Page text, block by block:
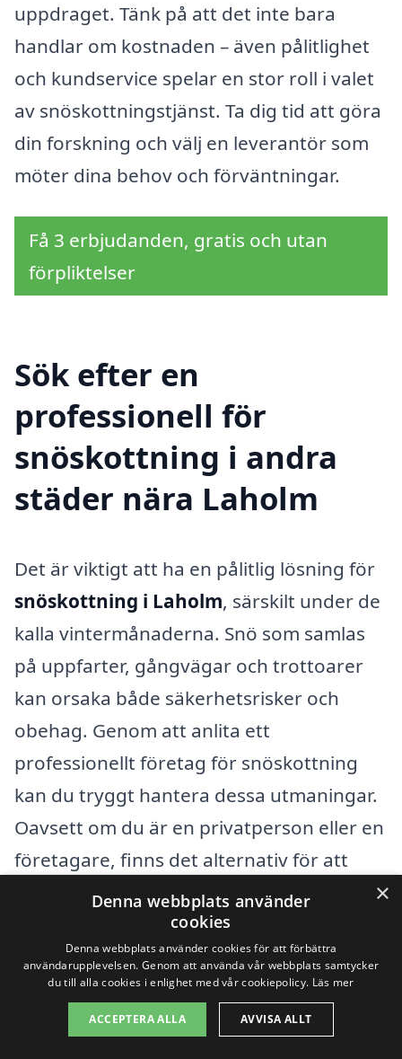
uppdraget. Tänk på att det inte bara
handlar om kostnaden – även pålitlighet
och kundservice spelar en stor roll i valet
av snöskottningstjänst. Ta dig tid att göra
din forskning och välj en leverantör som
möter dina behov och förväntningar.
Få 3 erbjudanden, gratis och utan
förpliktelser
Sök efter en
professionell för
snöskottning i andra
städer nära Laholm
Det är viktigt att ha en pålitlig lösning för
snöskottning i Laholm, särskilt under de
kalla vintermånaderna. Snö som samlas
på uppfarter, gångvägar och trottoarer
kan orsaka både säkerhetsrisker och
obehag. Genom att anlita ett
professionellt företag för snöskottning
kan du tryggt hantera dessa utmaningar.
Oavsett om du är en privatperson eller en
företagare, finns det alternativ för att
snabbt och effektivt få hjälp med
Om du letar efter snöskottningstjänster
kan det vara värt att överväga att söka
×
Denna webbplats använder
cookies
Denna webbplats använder cookies för att förbättra
användarupplevelsen. Genom att använda vår webbplats samtycker
du till alla cookies i enlighet med vår cookiepolicy. Läs mer
ACCEPTERA ALLA AVVISA ALLT